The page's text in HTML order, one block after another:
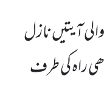
آیتیں نازل
راہ کی طرف